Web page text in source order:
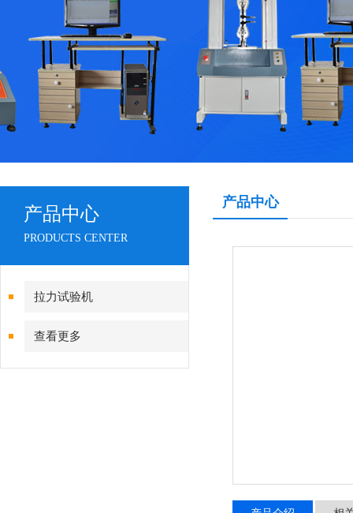
产品中心
PRODUCTS CENTER
拉力试验机
查看更多
产品中心